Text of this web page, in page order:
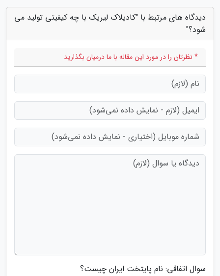
دیدگاه های مرتبط با "کادیلاک لیریک با چه کیفیتی تولید می
شود؟"
* نظرتان را در مورد این مقاله با ما درمیان بگذارید
سوال اتفاقی: نام پایتخت ایران چیست؟